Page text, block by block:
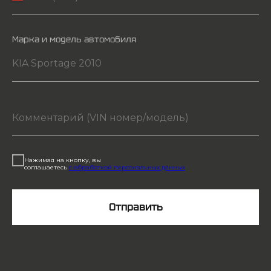
Марка и модель автомобиля
Нажимая на кнопку, вы
соглашаетесь с обработкой персональных данных
Отправить